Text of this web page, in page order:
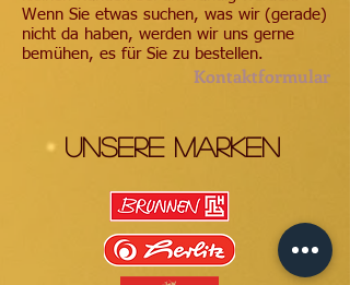
Wenn Sie etwas suchen, was wir (gerade)
nicht da haben, werden wir uns gerne
bemühen, es für Sie zu bestellen.
Kontaktformular
Unsere Marken